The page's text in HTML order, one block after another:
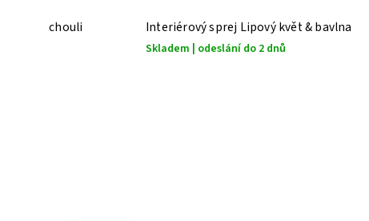
& patchouli Interiérový sprej Lipový květ & bavlna
Skladem | odeslání do 2 dnů